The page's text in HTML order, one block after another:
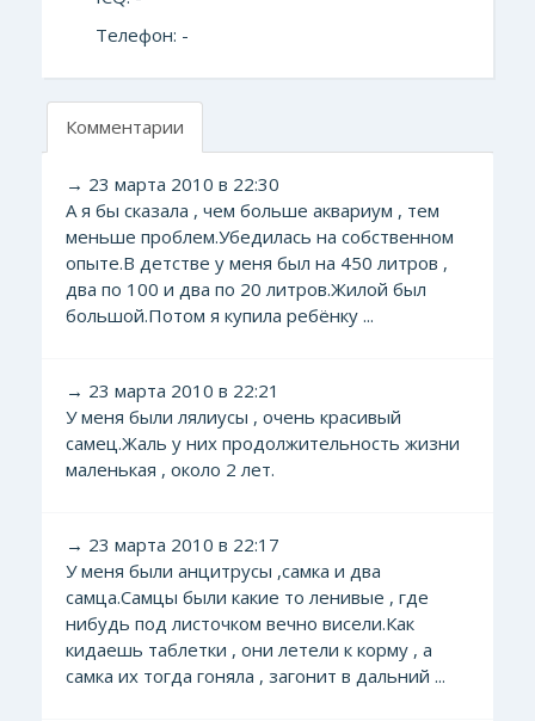
Телефон: -
Комментарии
→ 23 марта 2010 в 22:30
А я бы сказала , чем больше аквариум , тем
меньше проблем.Убедилась на собственном
опыте.В детстве у меня был на 450 литров ,
два по 100 и два по 20 литров.Жилой был
большой.Потом я купила ребёнку ...
→ 23 марта 2010 в 22:21
У меня были лялиусы , очень красивый
самец.Жаль у них продолжительность жизни
маленькая , около 2 лет.
→ 23 марта 2010 в 22:17
У меня были анцитрусы ,самка и два
самца.Самцы были какие то ленивые , где
нибудь под листочком вечно висели.Как
кидаешь таблетки , они летели к корму , а
самка их тогда гоняла , загонит в дальний ...